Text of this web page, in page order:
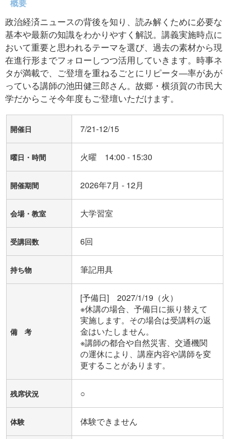
概要
政治経済ニュースの背後を知り、読み解くために必要な
基本や最新の知識をわかりやすく解説。講義実施時点に
おいて重要と思われるテーマを選び、過去の素材から現
在進行形までフォローしつつ活用していきます。時事ネ
タが満載で、ご登壇を重ねるごとにリピータ―率があが
っている講師の池田健三郎さん。故郷・横須賀の市民大
学だからこそ今年度もご登壇いただけます。
開催日 7/21-12/15
曜日・時間 火曜 14:00 - 15:30
開催期間 2026年7月 - 12月
会場・教室 大学習室
受講回数 6回
持ち物 筆記用具
備 考
[予備日]　2027/1/19（火）
※休講の場合、予備日に振り替えて
実施します。その場合は受講料の返
金はいたしません。
※講師の都合や自然災害、交通機関
の運休により、講座内容や講師を変
更することがあります。
残席状況 ○
体験 体験できません